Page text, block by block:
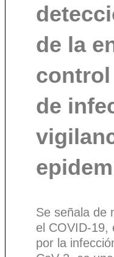
de la
de
Se señala de
el COVID-19,
por la